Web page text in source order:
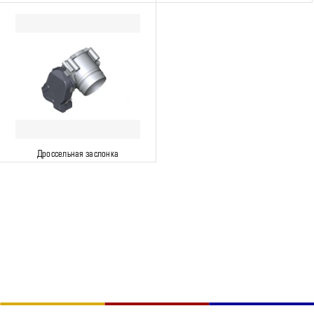
Дроссельная заслонка